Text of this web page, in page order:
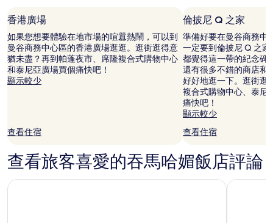
24
小
時
以
2
位
成
晚
條
件
所
搜
香港廣場
如果您想要體驗在地市場的喧囂熱鬧，可以到
曼谷商務中心區的香港廣場逛逛。逛街逛得意
猶未盡？再到帕蓬夜市、席隆複合式購物中心
和泰尼亞廣場買個痛快吧！
顯示較少
查看住宿
倫披尼 Q 之家
準備好要在曼谷商務中
一定要到倫披尼 Q 之
都覺得這一帶的紀念碑
還有很多不錯的商店和
好好地逛一下。逛街逛
複合式購物中心、泰尼
痛快吧！
顯示較少
查看住宿
查看旅客喜愛的吞馬哈媚飯店評論
Eastin Grand Hotel Phayathai 曼谷香格